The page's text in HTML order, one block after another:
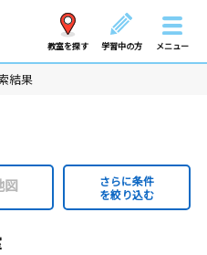
教室を探す 学習中の方 メニュー
結果
図
さらに条件
を絞り込む